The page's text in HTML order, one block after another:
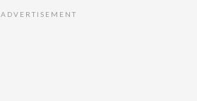
ADVERTISEMENT